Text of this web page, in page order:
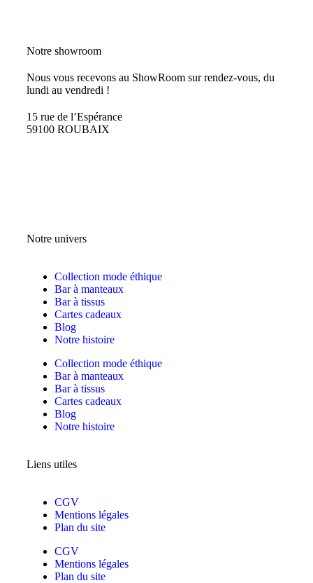
Notre showroom
Nous vous recevons au ShowRoom sur rendez-vous, du
lundi au vendredi !
15 rue de l’Espérance
59100 ROUBAIX
Notre univers
Collection mode éthique
Bar à manteaux
Bar à tissus
Cartes cadeaux
Blog
Notre histoire
Collection mode éthique
Bar à manteaux
Bar à tissus
Cartes cadeaux
Blog
Notre histoire
Liens utiles
CGV
Mentions légales
Plan du site
CGV
Mentions légales
Plan du site